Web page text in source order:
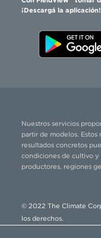
Nuestros servicios
partir de modelos.
resultados concretos
condiciones de cultivo y
productores, regiones
¡Descargá la aplicación!
© 2022 The Climate
los derechos.